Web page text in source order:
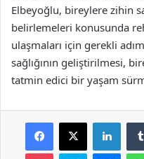
Elbeyoğlu, bireylere zihin
belirlemeleri konusunda
ulaşmaları için gerekli
sağlığının geliştirilmesi,
tatmin edici bir yaşam
Facebook
X
Pocket Skype